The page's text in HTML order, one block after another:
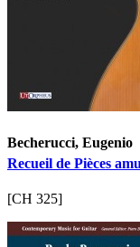
Becherucci, Eugenio
Recueil de Pièces
[CH 325]